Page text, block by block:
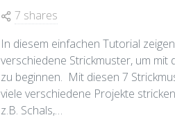
7 shares
In diesem einfachen Tutorial
verschiedene Strickmuster, um mit
zu beginnen. Mit diesen 7
viele verschiedene Projekte
z.B. Schals,…